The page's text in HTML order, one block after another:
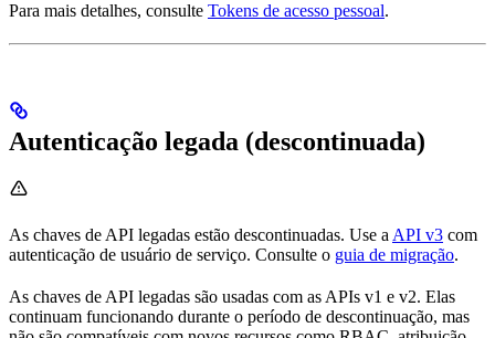
Para mais detalhes, consulte Tokens de acesso pessoal.
Autenticação legada (descontinuada)
As chaves de API legadas estão descontinuadas. Use a API v3 com
autenticação de usuário de serviço. Consulte o guia de migração.
As chaves de API legadas são usadas com as APIs v1 e v2. Elas
continuam funcionando durante o período de descontinuação, mas